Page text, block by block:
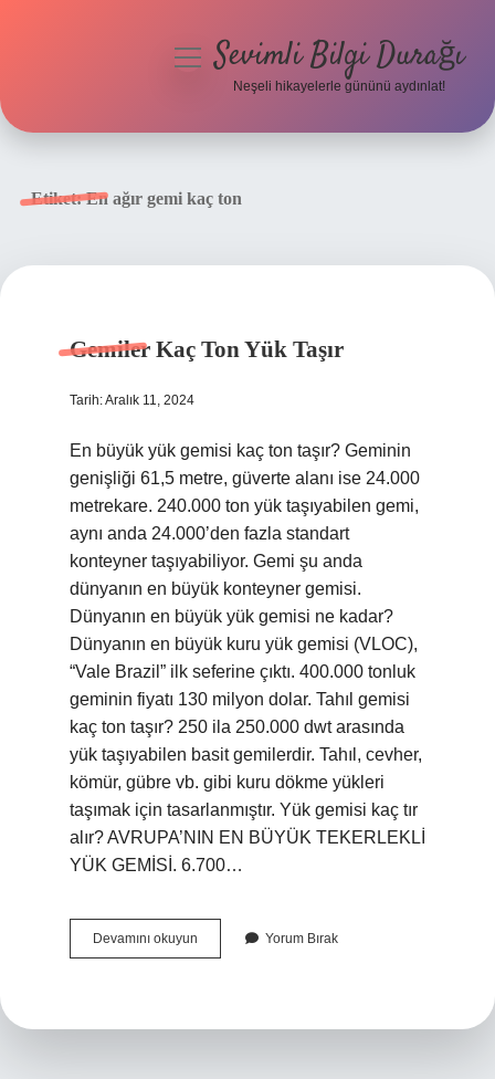
menüyüSevimli Bilgi Durağı
Neşeli hikayelerle gününü aydınlat!
Etiket:En ağır gemi kaç ton
Gemiler Kaç Ton Yük Taşır
Tarih: Aralık 11, 2024
En büyük yük gemisi kaç ton taşır? Geminin
genişliği 61,5 metre, güverte alanı ise 24.000
metrekare. 240.000 ton yük taşıyabilen gemi,
aynı anda 24.000’den fazla standart
konteyner taşıyabiliyor. Gemi şu anda
dünyanın en büyük konteyner gemisi.
Dünyanın en büyük yük gemisi ne kadar?
Dünyanın en büyük kuru yük gemisi (VLOC),
“Vale Brazil” ilk seferine çıktı. 400.000 tonluk
geminin fiyatı 130 milyon dolar. Tahıl gemisi
kaç ton taşır? 250 ila 250.000 dwt arasında
yük taşıyabilen basit gemilerdir. Tahıl, cevher,
kömür, gübre vb. gibi kuru dökme yükleri
taşımak için tasarlanmıştır. Yük gemisi kaç tır
alır? AVRUPA’NIN EN BÜYÜK TEKERLEKLİ
YÜK GEMİSİ. 6.700…
Devamını okuyun
Kaç
Yorum Bırak